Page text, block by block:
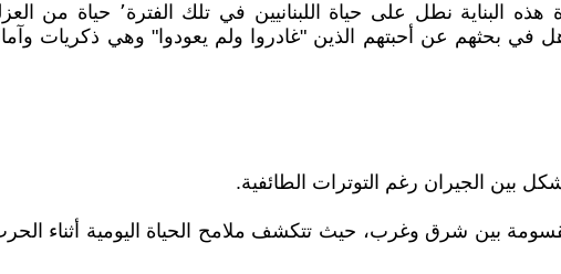
في بناية العبد [المبرومة] في الأشرفية يعيش
الخطف على الهوية٬ ومعاناة العيش اليومي٬ ومأساة الأهل في بحثهم عن أحبتهم الذين "غادروا ولم
بين الجيران رغم التوترات الطائفية.
بين شرق وغرب، حيث تتكشف ملامح الحياة اليومية أثناء